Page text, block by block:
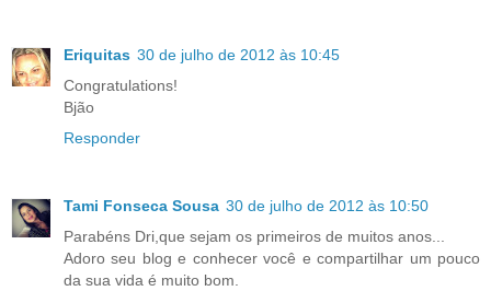
Eriquitas 30 de julho de 2012 às 10:45
Congratulations!
Bjão
Responder
Tami Fonseca Sousa 30 de julho de 2012 às 10:50
Parabéns Dri,que sejam os primeiros de muitos anos...
Adoro seu blog e conhecer você e compartilhar um pouco
da sua vida é muito bom.